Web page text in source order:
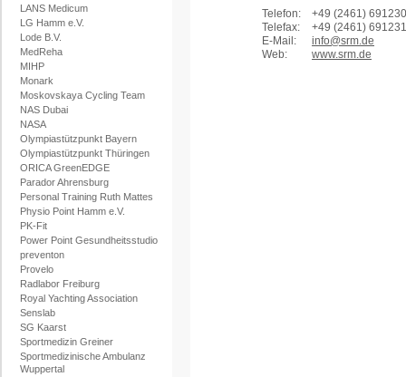
LANS Medicum
LG Hamm e.V.
Lode B.V.
MedReha
MIHP
Monark
Moskovskaya Cycling Team
NAS Dubai
NASA
Olympiastützpunkt Bayern
Olympiastützpunkt Thüringen
ORICA GreenEDGE
Parador Ahrensburg
Personal Training Ruth Mattes
Physio Point Hamm e.V.
PK-Fit
Power Point Gesundheitsstudio
preventon
Provelo
Radlabor Freiburg
Royal Yachting Association
Senslab
SG Kaarst
Sportmedizin Greiner
Sportmedizinische Ambulanz
Wuppertal
Telefon: +49 (2461) 691230
Telefax: +49 (2461)
E-Mail:
info@srm.de
Web:
www.srm.de